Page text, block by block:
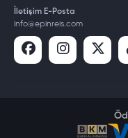
İletişim E-Posta
info@epinreis.com